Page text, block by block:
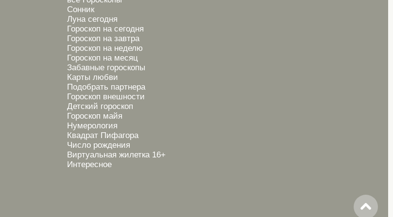
Сонник
Луна сегодня
Гороскоп на сегодня
Гороскоп на завтра
Гороскоп на неделю
Гороскоп на месяц
Забавные гороскопы
Карты любви
Подобрать партнера
Гороскоп внешности
Детский гороскоп
Гороскоп майя
Нумерология
Квадрат Пифагора
Число рождения
Виртуальная жилетка 16+
Интересное